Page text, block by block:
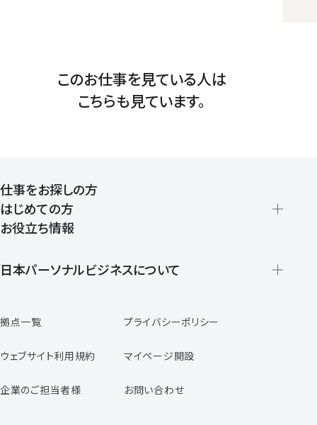
このお仕事を見ている人は
こちらも見ています。
仕事をお探しの方
はじめての方
登録から就業開始までの流れ
お役立ち情報
日本パーソナルビジネスについて
スタッフの声
専任コンサルタントの声
福利厚生のご案内
拠点一覧 プライバシーポリシー
ウェブサイト利用規約 マイページ開設
企業のご担当者様 お問い合わせ